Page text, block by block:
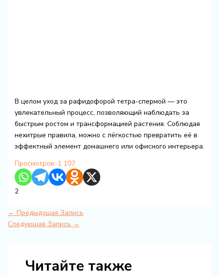
В целом уход за рафидофорой тетра-спермой — это
увлекательный процесс, позволяющий наблюдать за
быстрым ростом и трансформацией растения. Соблюдая
нехитрые правила, можно с лёгкостью превратить её в
эффектный элемент домашнего или офисного интерьера.
Просмотров: 1 107
2
← Предыдущая Запись
Следующая Запись →
Читайте также